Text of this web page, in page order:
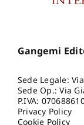
Gangemi
Sede Legale:
Sede Op.: Via
P.IVA:
Privacy Policy
Cookie Policy